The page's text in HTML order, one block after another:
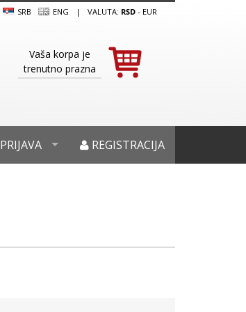
SRB ENG | VALUTA: RSD- EUR
Vaša korpa je
trenutno prazna
REGISTRACIJA
PRIJAVA